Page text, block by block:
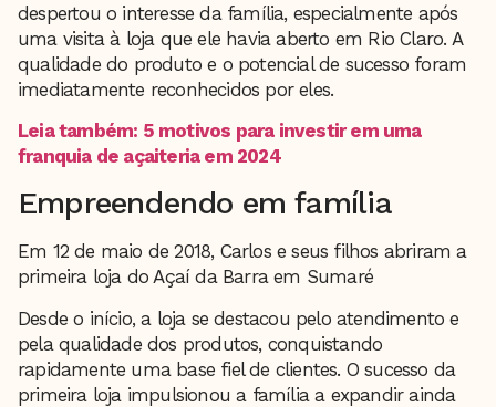
despertou o interesse da família, especialmente após
uma visita à loja que ele havia aberto em Rio Claro. A
qualidade do produto e o potencial de sucesso foram
imediatamente reconhecidos por eles.
Leia também: 5 motivos para investir em uma
franquia de açaiteria em 2024
Empreendendo em família
Em 12 de maio de 2018, Carlos e seus filhos abriram a
primeira loja do Açaí da Barra em Sumaré
Desde o início, a loja se destacou pelo atendimento e
pela qualidade dos produtos, conquistando
rapidamente uma base fiel de clientes. O sucesso da
primeira loja impulsionou a família a expandir ainda